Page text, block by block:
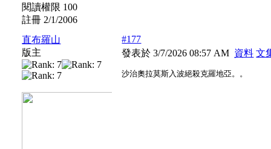
閱讀權限 100
註冊 2/1/2006
直布羅山
版主
#177
發表於 3/7/2026 08:57 AM 資料 文
沙治奧拉莫斯入波絕殺克羅地亞。。